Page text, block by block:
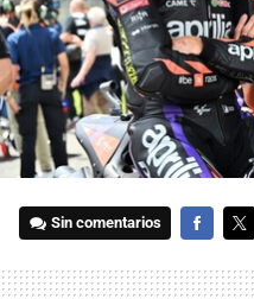
Sin comentarios